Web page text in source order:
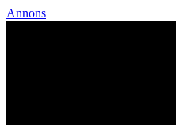
Annons